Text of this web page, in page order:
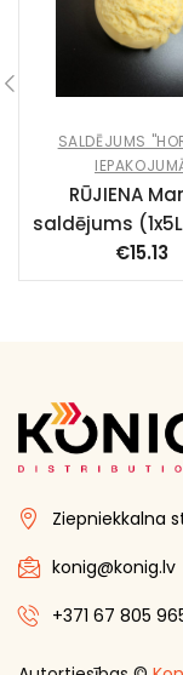
SALDĒJUMS
RŪJIENA
saldējums
€15.13
Ziepniekkalna
konig@konig.lv
+371 67 805